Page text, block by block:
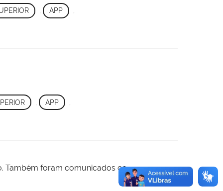
, APP ,
APP
Também foram comunicados os